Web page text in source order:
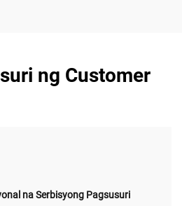
ng Customer
na Serbisyong Pagsusuri